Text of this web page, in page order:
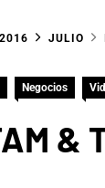
2016 JULIO
Negocios
&